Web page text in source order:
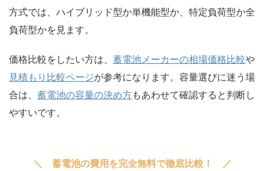
方式では、ハイブリッド型か単機能型か、特定負荷型か全
負荷型かを見ます。
価格比較をしたい方は、 蓄電池メーカーの相場価格比較や
見積もり比較ページが参考になります。容量選びに迷う場
合は、 蓄電池の容量の決め方もあわせて確認すると判断し
やすいです。
蓄電池の費用を完全無料で徹底比較！